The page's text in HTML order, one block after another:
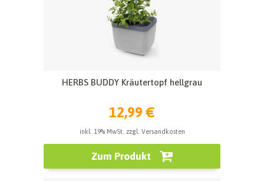
HERBS BUDDY Kräutertopf hellgrau
12,99 €
inkl. 19% MwSt. zzgl. Versandkosten
Zum Produkt